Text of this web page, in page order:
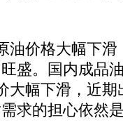
价格大幅下滑
盛。国内成品
大幅下滑，近
求的担心依然